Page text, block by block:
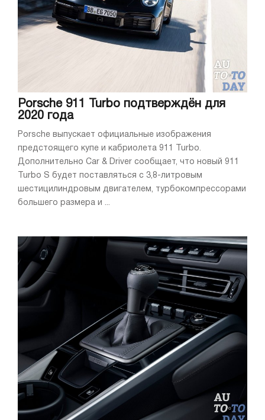
Porsche 911 Turbo подтверждён для
2020 года
Porsche выпускает официальные изображения
предстоящего купе и кабриолета 911 Turbo.
Дополнительно Car & Driver сообщает, что новый 911
Turbo S будет поставляться с 3,8-литровым
шестицилиндровым двигателем, турбокомпрессорами
большего размера и ...